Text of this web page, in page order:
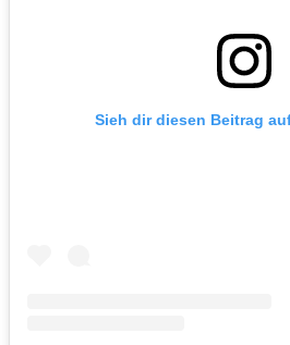
Sieh dir diesen Beitrag